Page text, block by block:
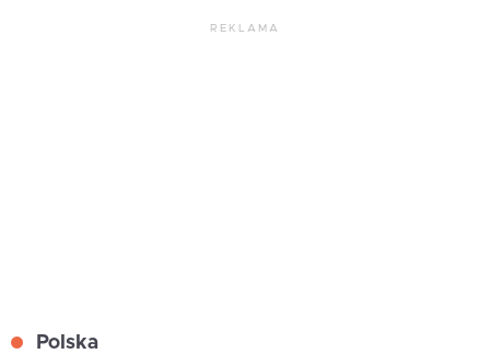
REKLAMA
Polska